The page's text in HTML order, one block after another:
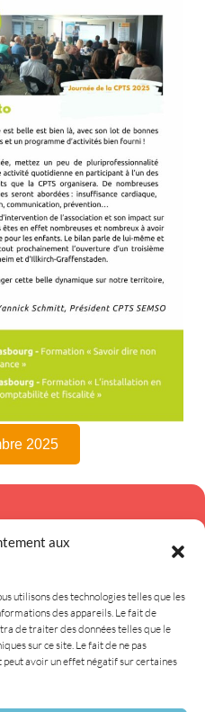
aux
utilisons des technologies telles que les
des appareils. Le fait de
de traiter des données telles que le
sur ce site. Le fait de ne pas
avoir un effet négatif sur certaines
2025